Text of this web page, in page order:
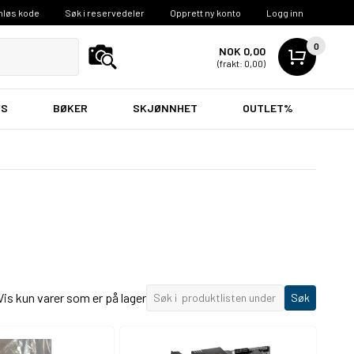
kode Søk i reservedeler Opprett ny konto Logg inn
NOK 0,00
(frakt: 0,00)
0
BØKER SKJØNNHET OUTLET%
kun varer som er på lager Søk